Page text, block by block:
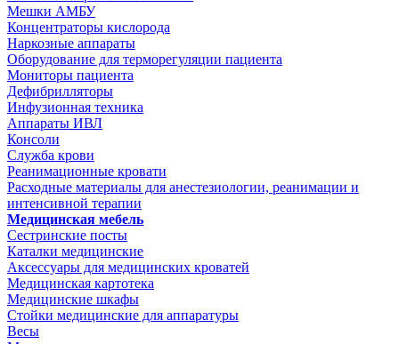
Мешки АМБУ
Концентраторы кислорода
Наркозные аппараты
Оборудование для терморегуляции пациента
Мониторы пациента
Дефибрилляторы
Инфузионная техника
Аппараты ИВЛ
Консоли
Служба крови
Реанимационные кровати
Расходные материалы для анестезиологии, реанимации и
интенсивной терапии
Медицинская мебель
Сестринские посты
Каталки медицинские
Аксессуары для медицинских кроватей
Медицинская картотека
Медицинские шкафы
Стойки медицинские для аппаратуры
Весы